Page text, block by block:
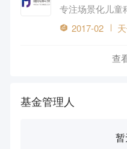
专注场景化儿童
2017-02
查
基金管理人